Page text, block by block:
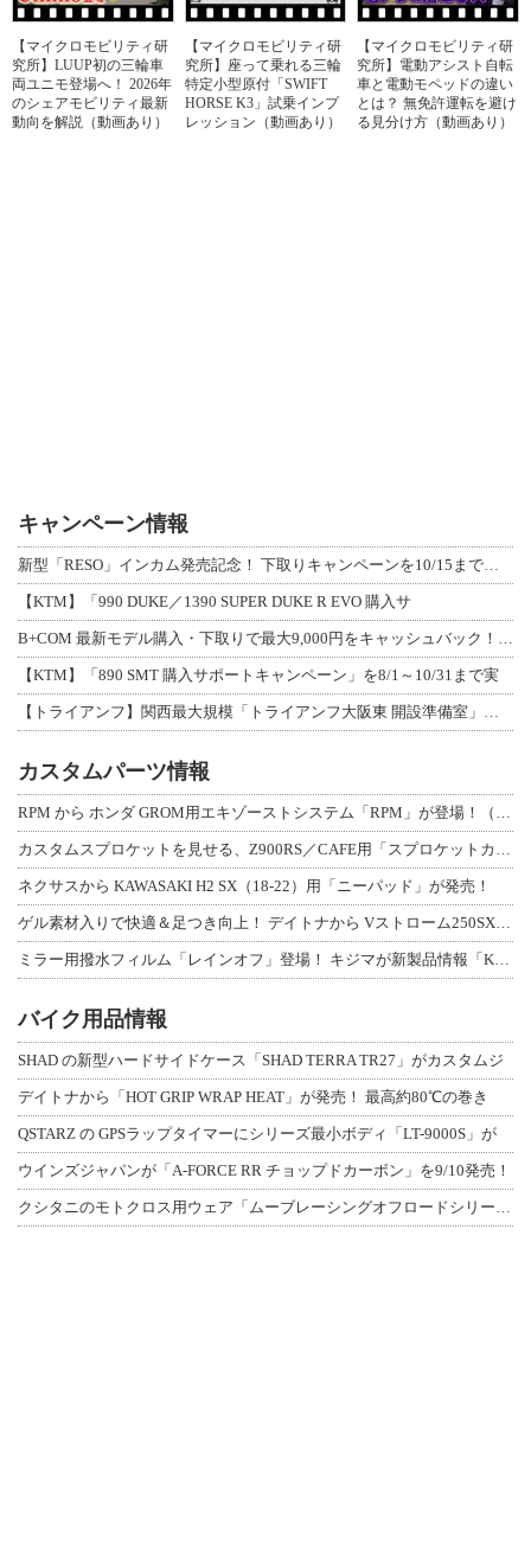
【マイクロモビリティ研
究所】LUUP初の三輪車
両ユニモ登場へ！ 2026年
のシェアモビリティ最新
動向を解説（動画あり）
【マイクロモビリティ研
究所】座って乗れる三輪
特定小型原付「SWIFT
HORSE K3」試乗インプ
レッション（動画あり）
【マイクロモビリティ研
究所】電動アシスト自転
車と電動モペッドの違い
とは？ 無免許運転を避け
る見分け方（動画あり）
キャンペーン情報
新型「RESO」インカム発売記念！ 下取りキャンペーンを10/15まで延長して開
【KTM】「990 DUKE／1390 SUPER DUKE R EVO 購入サ
B+COM 最新モデル購入・下取りで最大9,000円をキャッシュバック！「B+F
【KTM】「890 SMT 購入サポートキャンペーン」を8/1～10/31まで実
【トライアンフ】関西最大規模「トライアンフ大阪東 開設準備室」がオープン！ 限定
カスタムパーツ情報
RPM から ホンダ GROM用エキゾーストシステム「RPM」が登場！（動画あり
カスタムスプロケットを見せる、Z900RS／CAFE用「スプロケットカバーフルキ
ネクサスから KAWASAKI H2 SX（18-22）用「ニーパッド」が発売！
ゲル素材入りで快適＆足つき向上！ デイトナから Vストローム250SX用「快適ロ
ミラー用撥水フィルム「レインオフ」登場！ キジマが新製品情報「KIJIMA NE
バイク用品情報
SHAD の新型ハードサイドケース「SHAD TERRA TR27」がカスタムジ
デイトナから「HOT GRIP WRAP HEAT」が発売！ 最高約80℃の巻き
QSTARZ の GPSラップタイマーにシリーズ最小ボディ「LT-9000S」が
ウインズジャパンが「A-FORCE RR チョップドカーボン」を9/10発売！
クシタニのモトクロス用ウェア「ムーブレーシングオフロードシリーズ」3アイテムが登